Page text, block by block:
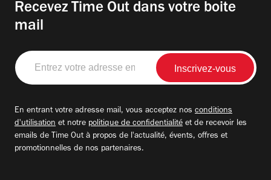
Recevez Time Out dans votre boite
mail
Entrez
votre
adresse
En entrant votre adresse mail, vous acceptez nos conditions
d'utilisation et notre politique de confidentialité et de recevoir les
emails de Time Out à propos de l'actualité, évents, offres et
promotionnelles de nos partenaires.